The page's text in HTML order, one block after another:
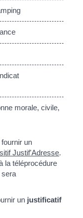
morale, civile,
un
Justif'Adresse.
la téléprocédure
sera
un justificatif